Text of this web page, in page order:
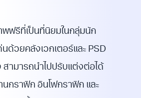
พฟรีที่เป็นที่นิยมในกลุ่มนัก
ด้วยคลังเวกเตอร์และ PSD
ามารถนำไปปรับแต่งต่อได้
นกราฟิก อินโฟกราฟิก และ